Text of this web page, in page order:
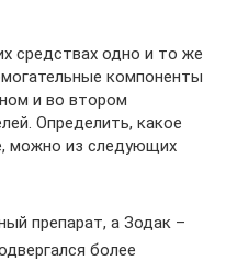
средствах одно и то же
компоненты
и во втором
Определить, какое
можно из следующих
препарат, а Зодак –
более